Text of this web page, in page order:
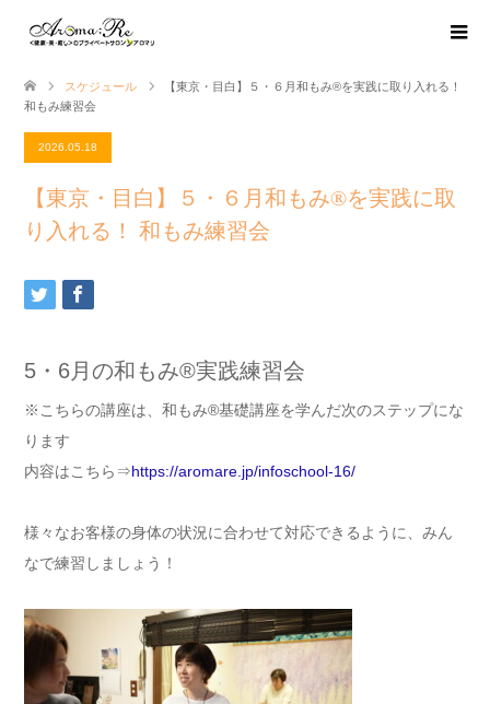
スケジュール
【東京・目白】５・６月和もみ®を実践に取り入れる！
和もみ練習会
2026.05.18
【東京・目白】５・６月和もみ®を実践に取
り入れる！ 和もみ練習会
5・6月の和もみ®実践練習会
※こちらの講座は、 和もみ®基礎講座を学んだ次のステップにな
ります
内容はこちら⇒https://aromare.jp/infoschool-16/
様々なお客様の身体の状況に合わせて対応できるように、 みん
なで練習しましょう！